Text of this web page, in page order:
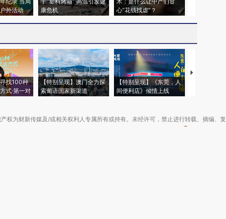
外活动
康危机
心“花钱找虐”？
寻找100种
式·第一对
【特别呈现】澳门全力探
索葡语国家新渠道
【特别呈现】《东莞，人
间便利店》倾情上线
【推广】走
权为财新传媒及/或相关权利人专属所有或持有。未经许可，禁止进行转载、摘编、复